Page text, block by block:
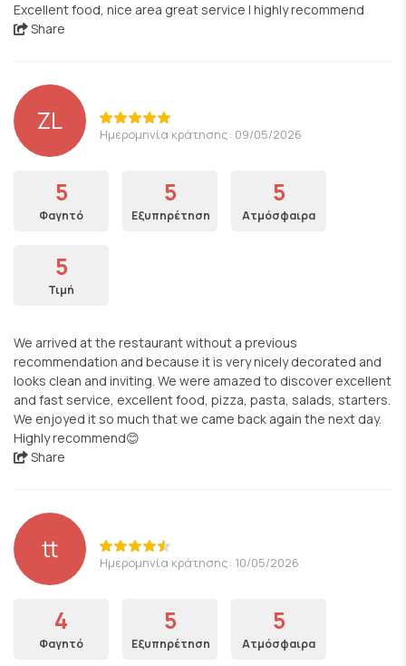
Excellent food, nice area great service I highly recommend
Share
ZL Ημερομηνία κράτησης: 09/05/2026
5
Φαγητό
5
Εξυπηρέτηση
5
Ατμόσφαιρα
5
Τιμή
We arrived at the restaurant without a previous
recommendation and because it is very nicely decorated and
looks clean and inviting. We were amazed to discover excellent
and fast service, excellent food, pizza, pasta, salads, starters.
We enjoyed it so much that we came back again the next day.
Highly recommend😊
Share
tt Ημερομηνία κράτησης: 10/05/2026
4
Φαγητό
5
Εξυπηρέτηση
5
Ατμόσφαιρα